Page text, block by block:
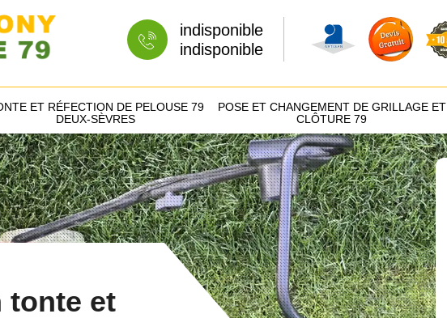
indisponible
indisponible
ET RÉFECTION DE PELOUSE 79
DEUX-SÈVRES
POSE ET CHANGEMENT DE GRILLAGE ET
CLÔTURE 79
tonte et